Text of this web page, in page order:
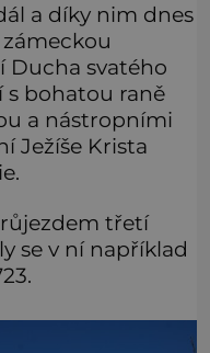
a díky nim dnes
Ducha svatého
s bohatou raně
a nástropními
Ježíše Krista
třetí
se v ní například